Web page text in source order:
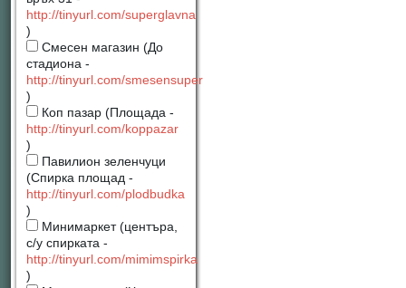
http://tinyurl.com/superglavna
)
Смесен магазин (До
стадиона -
http://tinyurl.com/smesensuper
)
Коп пазар (Площада -
http://tinyurl.com/koppazar
)
Павилион зеленчуци
(Спирка площад -
http://tinyurl.com/plodbudka
)
Минимаркет (центъра,
с/у спирката -
http://tinyurl.com/mimimspirka
)